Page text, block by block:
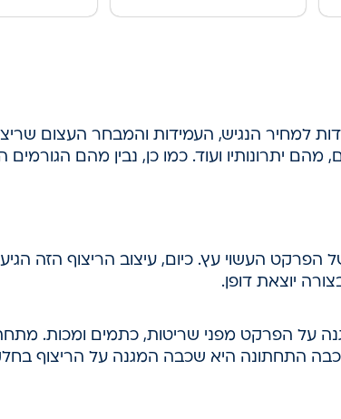
למחיר הנגיש, העמידות והמבחר העצום
יתרונותיו ועוד. כמו כן, נבין מהם
העשוי עץ. כיום, עיצוב הריצוף הזה הגיע
יוצאת דופן.
על הפרקט מפני שריטות, כתמים ומכות.
התחתונה היא שכבה המגנה על הריצוף